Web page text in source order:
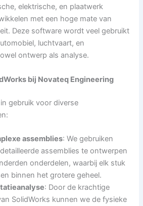
elektrische, en plaatwerk
met een hoge mate van
Deze software wordt veel gebruikt
luchtvaart, en
ontwerp als analyse.
bij Novateq Engineering
gebruik voor diverse
assemblies: We gebruiken
assemblies te ontwerpen
onderdelen, waarbij elk stuk
binnen het grotere geheel.
: Door de krachtige
SolidWorks kunnen we de fysieke